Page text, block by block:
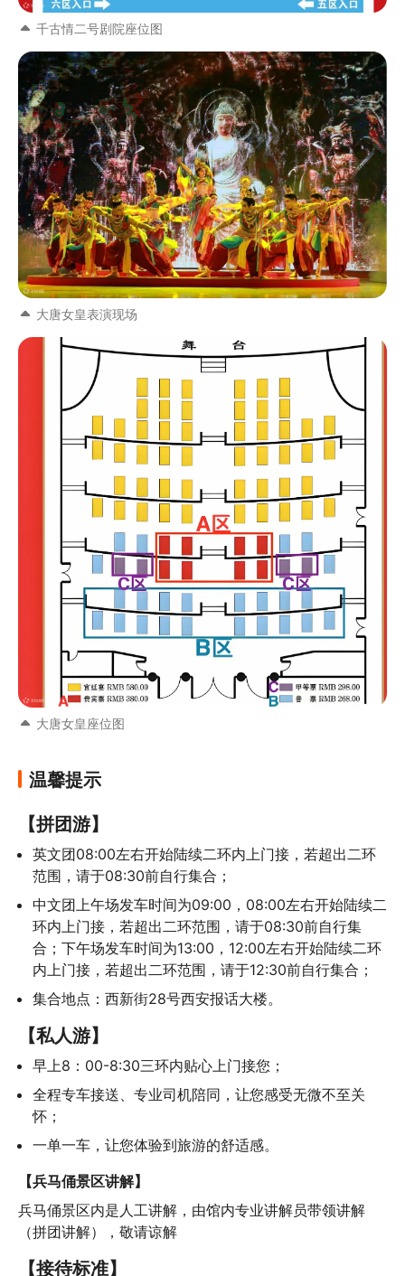
千古情二号剧院座位图
大唐女皇表演现场
大唐女皇座位图
温馨提示
【拼团游】
英文团08:00左右开始陆续二环内上门接，若超出二环
范围，请于08:30前自行集合；
中文团上午场发车时间为09:00，08:00左右开始陆续二
环内上门接，若超出二环范围，请于08:30前自行集
合；下午场发车时间为13:00，12:00左右开始陆续二环
内上门接，若超出二环范围，请于12:30前自行集合；
集合地点：西新街28号西安报话大楼。
【私人游】
早上8：00-8:30三环内贴心上门接您；
全程专车接送、专业司机陪同，让您感受无微不至关
怀；
一单一车，让您体验到旅游的舒适感。
【兵马俑景区讲解】
兵马俑景区内是人工讲解，由馆内专业讲解员带领讲解
（拼团讲解），敬请谅解
【接待标准】